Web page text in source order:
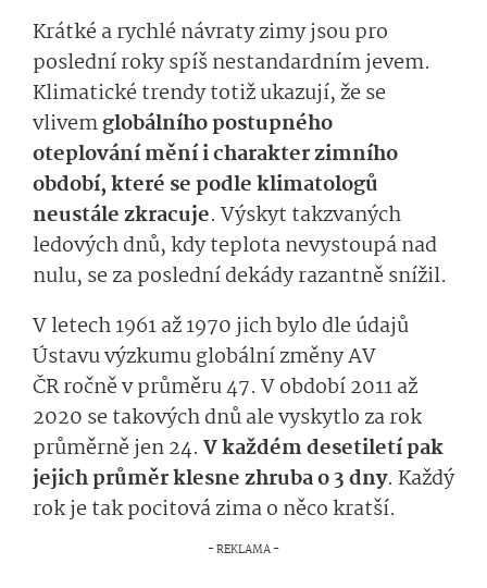
Krátké a rychlé návraty zimyjsou pro
poslední rokyspíšnes­tandardním jevem.
Klimatické trendy totiž ukazují, že se
vlivemglobálního postupného
oteplovánímění i charakter zimního
období, které se podle klimatologů
neustále zkracuje. Výskyt takzvaných
ledových dnů, kdy teplota nevystoupá nad
nulu, se za poslední dekády razantně snížil.
V letech 1961 až 1970 jich bylo dle údajů
Ústavu výzkumu globální změny AV
ČRročně v průměru 47. V období 2011 až
2020 se takových dnů ale vyskytlo za rok
průměrně jen 24. V každém desetiletí pak
jejich průměr klesne zhruba o 3 dny. Každý
rok je tak pocitová zima o něco kratší.